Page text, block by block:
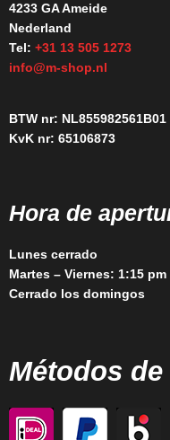
4233 GA Ameide
Nederland
Tel: +31 13 505 1273
info@m-shop.nl
BTW nr: NL855982561B01
KvK nr: 65106873
Hora de
Lunes cerrado
Martes – Viernes: 1:15
Cerrado los domingos
Métodos de